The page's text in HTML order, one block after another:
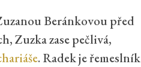
Beránkovou před
Zuzka zase pečlivá,
. Radek je řemeslník